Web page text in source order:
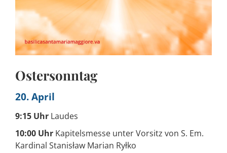
Ostersonntag
20. April
9:15 Uhr Laudes
10:00 Uhr Kapitelsmesse unter Vorsitz von S. Em.
Kardinal Stanisław Marian Ryłko